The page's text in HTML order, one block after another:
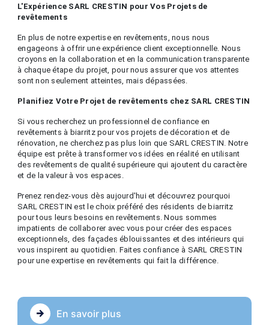
L'Expérience SARL CRESTIN pour Vos Projets de
revêtements
En plus de notre expertise en revêtements, nous nous
engageons à offrir une expérience client exceptionnelle. Nous
croyons en la collaboration et en la communication transparente
à chaque étape du projet, pour nous assurer que vos attentes
sont non seulement atteintes, mais dépassées.
Planifiez Votre Projet de revêtements chez SARL CRESTIN
Si vous recherchez un professionnel de confiance en
revêtements à biarritz pour vos projets de décoration et de
rénovation, ne cherchez pas plus loin que SARL CRESTIN. Notre
équipe est prête à transformer vos idées en réalité en utilisant
des revêtements de qualité supérieure qui ajoutent du caractère
et de la valeur à vos espaces.
Prenez rendez-vous dès aujourd'hui et découvrez pourquoi
SARL CRESTIN est le choix préféré des résidents de biarritz
pour tous leurs besoins en revêtements. Nous sommes
impatients de collaborer avec vous pour créer des espaces
exceptionnels, des façades éblouissantes et des intérieurs qui
vous inspirent au quotidien. Faites confiance à SARL CRESTIN
pour une expertise en revêtements qui fait la différence.
En savoir plus